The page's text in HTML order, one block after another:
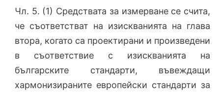
Чл. 5. (1) Средствата за измерване се счита,
че съответстват на изискванията на глава
втора, когато са проектирани и произведени
в съответствие с изискванията на
българските стандарти, въвеждащи
хармонизираните европейски стандарти за